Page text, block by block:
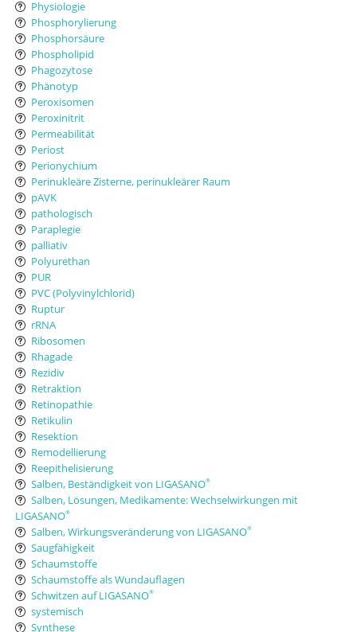
Physiologie
Phosphorylierung
Phosphorsäure
Phospholipid
Phagozytose
Phänotyp
Peroxisomen
Peroxinitrit
Permeabilität
Periost
Perionychium
Perinukleäre Zisterne, perinukleärer Raum
pAVK
pathologisch
Paraplegie
palliativ
Polyurethan
PUR
PVC (Polyvinylchlorid)
Ruptur
rRNA
Ribosomen
Rhagade
Rezidiv
Retraktion
Retinopathie
Retikulin
Resektion
Remodellierung
Reepithelisierung
Salben, Beständigkeit von LIGASANO®
Salben, Lösungen, Medikamente: Wechselwirkungen mit
LIGASANO®
Salben, Wirkungsveränderung von LIGASANO®
Saugfähigkeit
Schaumstoffe
Schaumstoffe als Wundauflagen
Schwitzen auf LIGASANO®
systemisch
Synthese